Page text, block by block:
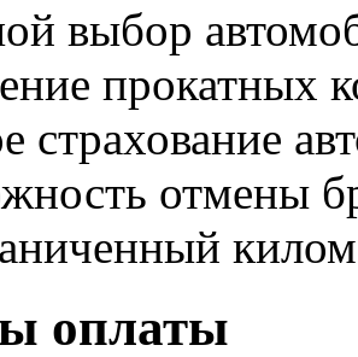
выбор
прокатных
страхование
отмены
оплаты